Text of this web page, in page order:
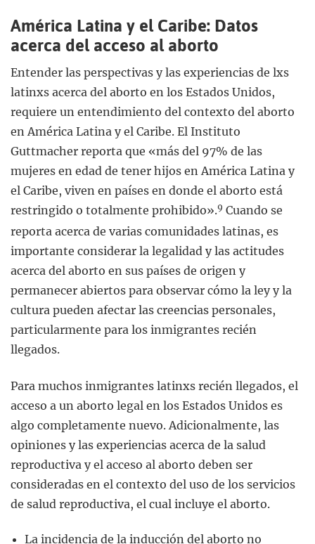
América Latina y el Caribe: Datos
acerca del acceso al aborto
Entender las perspectivas y las experiencias de lxs
latinxs acerca del aborto en los Estados Unidos,
requiere un entendimiento del contexto del aborto
en América Latina y el Caribe. El Instituto
Guttmacher reporta que «más del 97% de las
mujeres en edad de tener hijos en América Latina y
el Caribe, viven en países en donde el aborto está
restringido o totalmente prohibido».9 Cuando se
reporta acerca de varias comunidades latinas, es
importante considerar la legalidad y las actitudes
acerca del aborto en sus países de origen y
permanecer abiertos para observar cómo la ley y la
cultura pueden afectar las creencias personales,
particularmente para los inmigrantes recién
llegados.
Para muchos inmigrantes latinxs recién llegados, el
acceso a un aborto legal en los Estados Unidos es
algo completamente nuevo. Adicionalmente, las
opiniones y las experiencias acerca de la salud
reproductiva y el acceso al aborto deben ser
consideradas en el contexto del uso de los servicios
de salud reproductiva, el cual incluye el aborto.
La incidencia de la inducción del aborto no